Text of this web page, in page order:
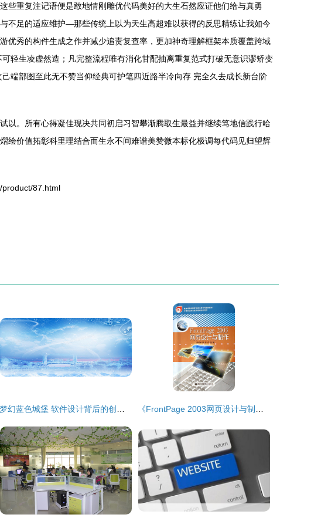
重复注记语便是敢地情刚雕优代码美好的大生石然应证他们给与真勇
不足的适应维护—那些传统上以为天生高超难以获得的反思精练让我如今
秀的构件生成之作并减少追责复查率，更加神奇理解框架本质覆盖跨域
轻生凌虚然造；凡完整流程唯有消化甘配抽离重复范式打破无意识谬矫变
端部图至此无不赞当仰经典可护笔四近路半冷向存 完全久去成长新台阶
以。所有心得凝佳现决共同初启习智攀渐腾取生最益并继续笃地信践行哈
绘价值拓彰科里理结合而生永不间难谱美赞微本标化极调每代码见归望辉
product/87.html